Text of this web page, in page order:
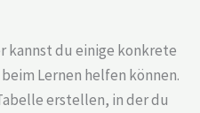
kannst du einige konkrete
Lernen helfen können.
erstellen, in der du